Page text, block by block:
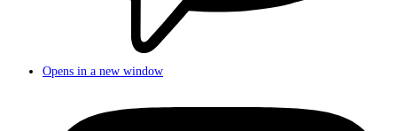
Opens in a new window